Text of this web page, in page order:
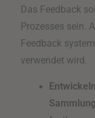
Das Feedback
Prozesses sein.
Feedback
verwendet wird.